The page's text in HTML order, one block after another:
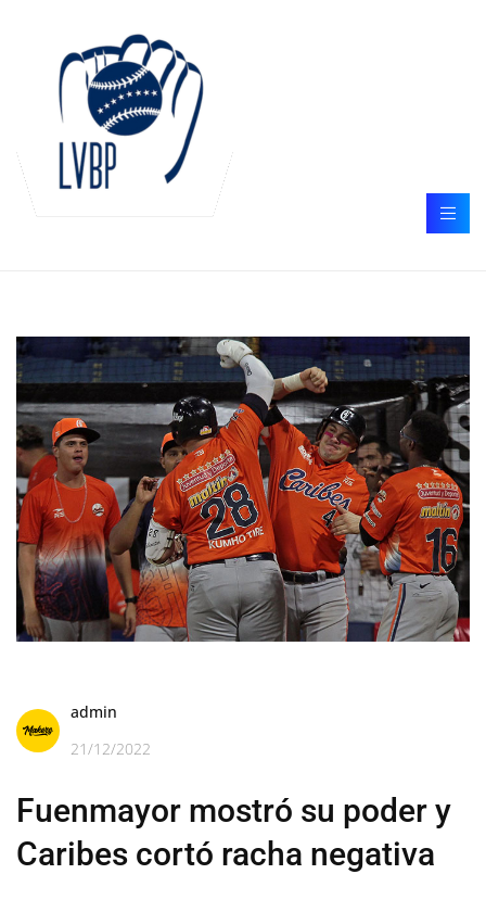
admin
21/12/2022
Fuenmayor mostró su poder y
Caribes cortó racha negativa